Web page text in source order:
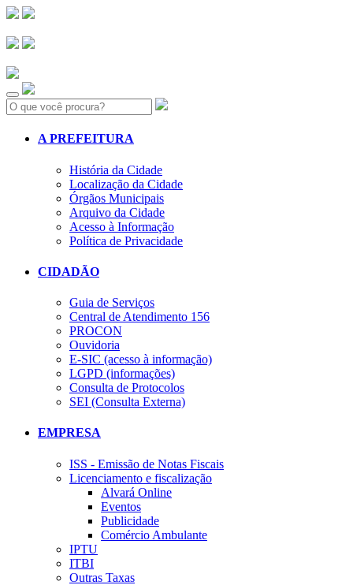
Search:
A PREFEITURA
História da Cidade
Localização da Cidade
Órgãos Municipais
Arquivo da Cidade
Acesso à Informação
Política de Privacidade
CIDADÃO
Guia de Serviços
Central de Atendimento 156
PROCON
Ouvidoria
E-SIC (acesso à informação)
LGPD (informações)
Consulta de Protocolos
SEI (Consulta Externa)
EMPRESA
ISS - Emissão de Notas Fiscais
Licenciamento e fiscalização
Alvará Online
Eventos
Publicidade
Comércio Ambulante
IPTU
ITBI
Outras Taxas